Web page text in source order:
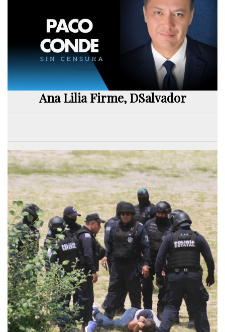
Ana Lilia Firme, DSalvador